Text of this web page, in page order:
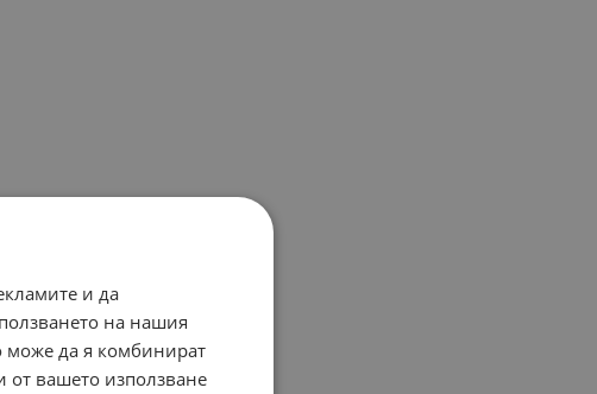
и да
на нашия
може да я комбинират
от вашето използване